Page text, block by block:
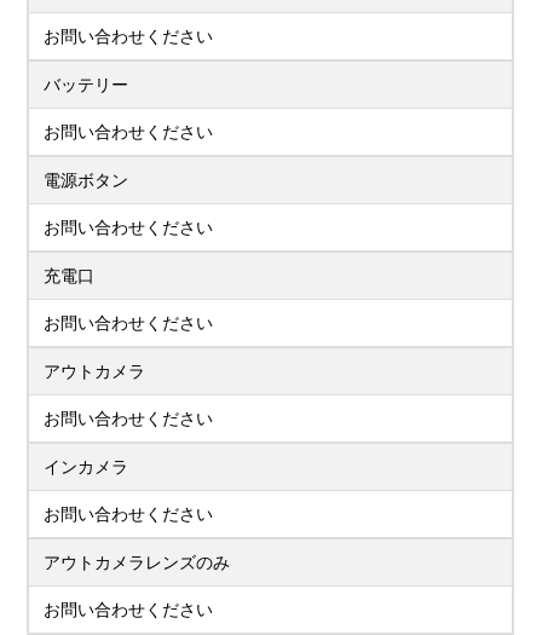
お問い合わせください
バッテリー
お問い合わせください
電源ボタン
お問い合わせください
充電口
お問い合わせください
アウトカメラ
お問い合わせください
インカメラ
お問い合わせください
アウトカメラレンズのみ
お問い合わせください